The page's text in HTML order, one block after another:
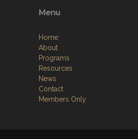
Menu
Home
About
Programs
Resources
News
Contact
Members Only